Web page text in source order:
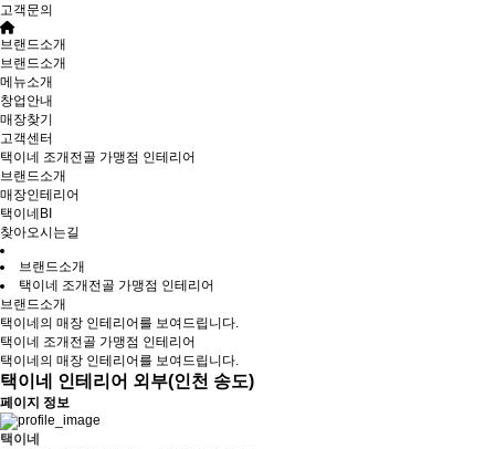
고객문의
브랜드소개
브랜드소개
메뉴소개
창업안내
매장찾기
고객센터
택이네 조개전골 가맹점 인테리어
브랜드소개
매장인테리어
택이네BI
찾아오시는길
브랜드소개
택이네 조개전골 가맹점 인테리어
브랜드소개
택이네의 매장 인테리어를 보여드립니다.
택이네 조개전골 가맹점 인테리어
택이네의 매장 인테리어를 보여드립니다.
택이네 인테리어 외부(인천 송도)
페이지 정보
택이네